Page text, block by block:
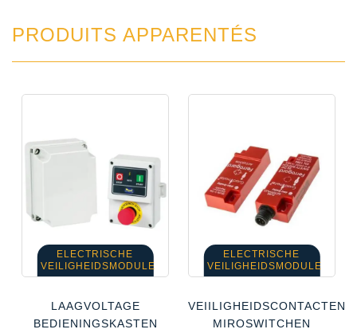
PRODUITS APPARENTÉS
ELECTRISCHE
VEILIGHEIDSMODULE
LAAGVOLTAGE
BEDIENINGSKASTEN
ELECTRISCHE
VEILIGHEIDSMODULE
VEIILIGHEIDSCONTACTEN/
MIROSWITCHEN